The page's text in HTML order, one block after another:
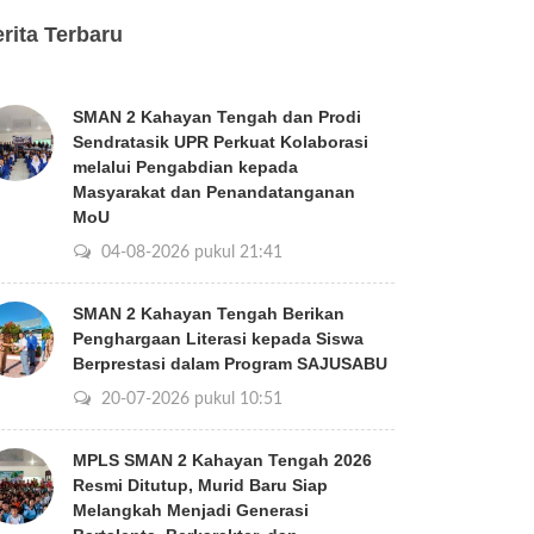
Terbaru
SMAN 2 Kahayan Tengah dan Prodi
Sendratasik UPR Perkuat Kolaborasi
melalui Pengabdian kepada
Masyarakat dan Penandatanganan
MoU
04-08-2026 pukul 21:41
SMAN 2 Kahayan Tengah Berikan
Penghargaan Literasi kepada Siswa
Berprestasi dalam Program SAJUSABU
20-07-2026 pukul 10:51
MPLS SMAN 2 Kahayan Tengah 2026
Resmi Ditutup, Murid Baru Siap
Melangkah Menjadi Generasi